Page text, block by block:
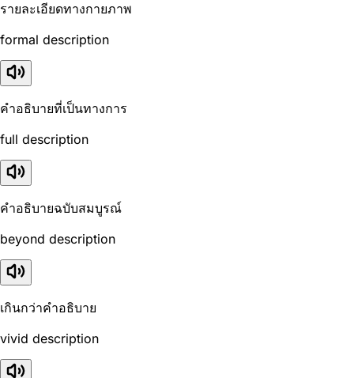
รายละเอียดทางกายภาพ
formal description
คำอธิบายที่เป็นทางการ
full description
คำอธิบายฉบับสมบูรณ์
beyond description
เกินกว่าคำอธิบาย
vivid description